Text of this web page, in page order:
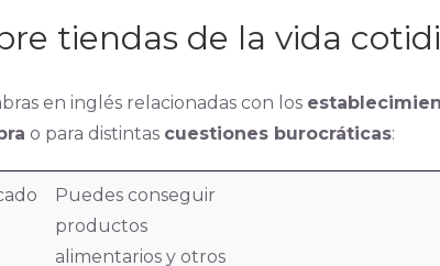
tiendas de la vida
en inglés relacionadas con los
o para distintas cuestiones burocráticas:
Puedes conseguir
productos
alimentarios y otros